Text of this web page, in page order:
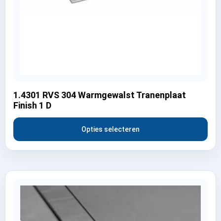
1.4301 RVS 304 Warmgewalst Tranenplaat
Finish 1 D
Opties selecteren